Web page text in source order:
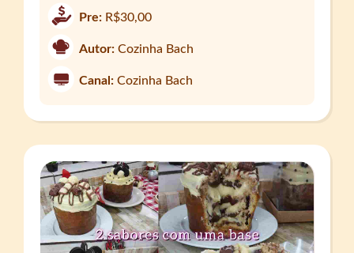
Pre: R$30,00
Autor: Cozinha Bach
Canal: Cozinha Bach